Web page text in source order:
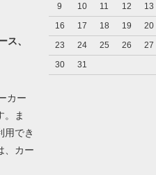
ス、
カー
。ま
用でき
、カー
9
10 11 12 13
16
17 18 19 20
23
24 25 26 27
30
31